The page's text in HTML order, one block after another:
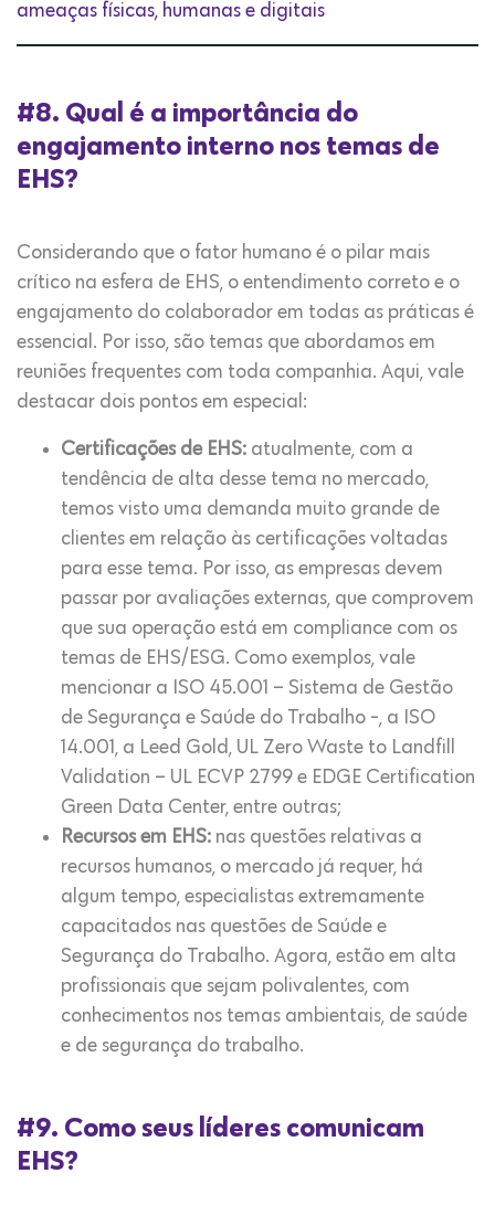
ameaças físicas, humanas e digitais
#8. Qual é a importância do
engajamento interno nos temas de
EHS?
Considerando que o fator humano é o pilar mais
crítico na esfera de EHS, o entendimento correto e o
engajamento do colaborador em todas as práticas é
essencial. Por isso, são temas que abordamos em
reuniões frequentes com toda companhia. Aqui, vale
destacar dois pontos em especial:
Certificações de EHS: atualmente, com a
tendência de alta desse tema no mercado,
temos visto uma demanda muito grande de
clientes em relação às certificações voltadas
para esse tema. Por isso, as empresas devem
passar por avaliações externas, que comprovem
que sua operação está em compliance com os
temas de EHS/ESG. Como exemplos, vale
mencionar a ISO 45.001 – Sistema de Gestão
de Segurança e Saúde do Trabalho -, a ISO
14.001, a Leed Gold, UL Zero Waste to Landfill
Validation – UL ECVP 2799 e EDGE Certification
Green Data Center, entre outras;
Recursos em EHS: nas questões relativas a
recursos humanos, o mercado já requer, há
algum tempo, especialistas extremamente
capacitados nas questões de Saúde e
Segurança do Trabalho. Agora, estão em alta
profissionais que sejam polivalentes, com
conhecimentos nos temas ambientais, de saúde
e de segurança do trabalho.
#9. Como seus líderes comunicam
EHS?